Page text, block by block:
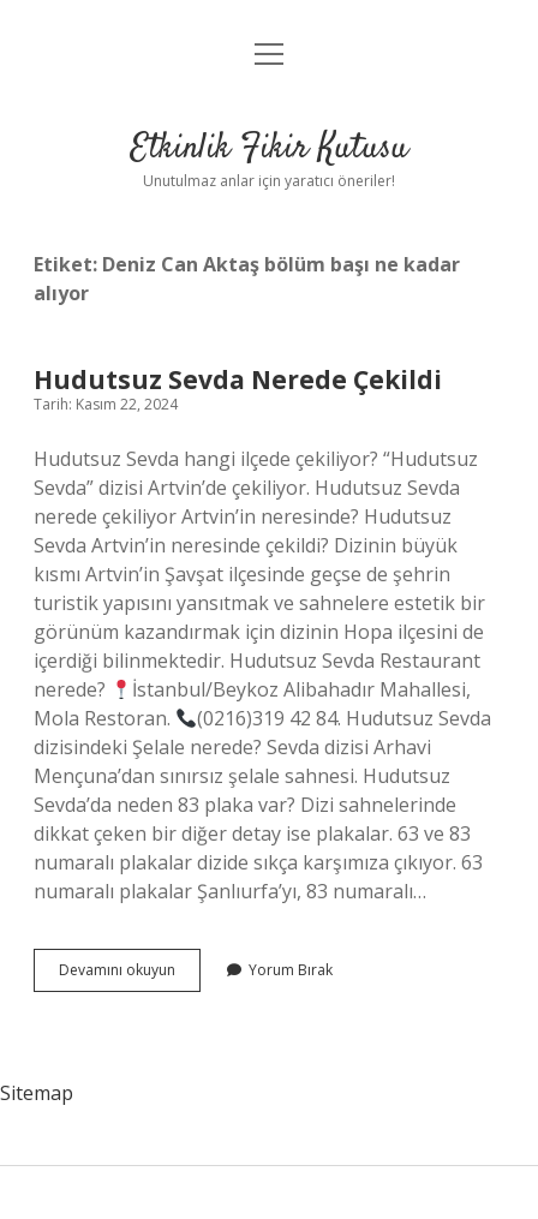
Anasayfa
Yasal Uyarı
menüyü
Etkinlik Fikir Kutusu
Unutulmaz anlar için yaratıcı öneriler!
Etiket: Deniz Can Aktaş bölüm başı ne kadar
alıyor
Hudutsuz Sevda Nerede Çekildi
Tarih: Kasım 22, 2024
Hudutsuz Sevda hangi ilçede çekiliyor? “Hudutsuz
Sevda” dizisi Artvin’de çekiliyor. Hudutsuz Sevda
nerede çekiliyor Artvin’in neresinde? Hudutsuz
Sevda Artvin’in neresinde çekildi? Dizinin büyük
kısmı Artvin’in Şavşat ilçesinde geçse de şehrin
turistik yapısını yansıtmak ve sahnelere estetik bir
görünüm kazandırmak için dizinin Hopa ilçesini de
içerdiği bilinmektedir. Hudutsuz Sevda Restaurant
nerede?
İstanbul/Beykoz Alibahadır Mahallesi,
Mola Restoran.
(0216)319 42 84. Hudutsuz Sevda
dizisindeki Şelale nerede? Sevda dizisi Arhavi
Mençuna’dan sınırsız şelale sahnesi. Hudutsuz
Sevda’da neden 83 plaka var? Dizi sahnelerinde
dikkat çeken bir diğer detay ise plakalar. 63 ve 83
numaralı plakalar dizide sıkça karşımıza çıkıyor. 63
numaralı plakalar Şanlıurfa’yı, 83 numaralı…
Devamını okuyun Hudutsuz
Sevda
Yorum Bırak
Sitemap